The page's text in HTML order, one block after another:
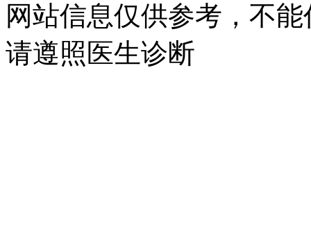
网站信息仅供参考，不
请遵照医生诊断